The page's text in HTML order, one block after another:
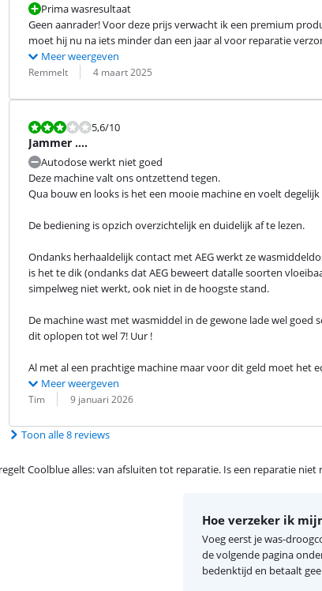
Prima wasresultaat
Geen aanrader! Voor deze prijs verwacht ik een premium
moet hij nu na iets minder dan een jaar al voor reparatie
Meer weergeven
Beoordeling door:
Remmelt
Datum: 4 maart 2025
Beoordeling is 5,6 van de 10.
5,6/10
Jammer ....
Autodose werkt niet goed
Deze machine valt ons ontzettend tegen.
Qua bouw en looks is het een mooie machine en voelt degelijk
De bediening is opzich overzichtelijk en duidelijk af te lezen.
Ondanks herhaaldelijk contact met AEG werkt ze
is het te dik (ondanks dat AEG beweert datalle soorten
simpelweg niet werkt, ook niet in de hoogste stand.
De machine wast met wasmiddel in de gewone lade wel
dit oplopen tot wel 7! Uur !
Al met al een prachtige machine maar voor dit geld moet het
Meer weergeven
Beoordeling door:
Tim
Datum: 9 januari 2026
Toon alle 8 reviews
Coolblue alles: van afsluiten tot reparatie. Is een reparatie
Hoe verzeker ik
Voeg eerst je was-
de volgende pagina
bedenktijd en betaalt